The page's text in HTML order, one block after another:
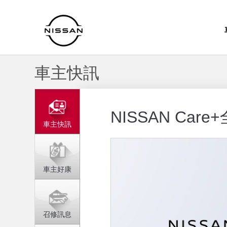
車主快訊
車主快訊
車主好康
召修訊息
NISSAN Care+